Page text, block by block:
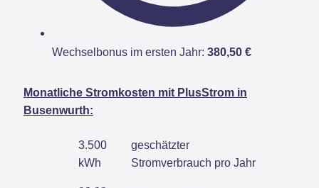
Wechselbonus im ersten Jahr: 380,50 €
Monatliche Stromkosten mit PlusStrom in
Busenwurth:
3.500
kWh
geschätzter
Stromverbrauch pro Jahr